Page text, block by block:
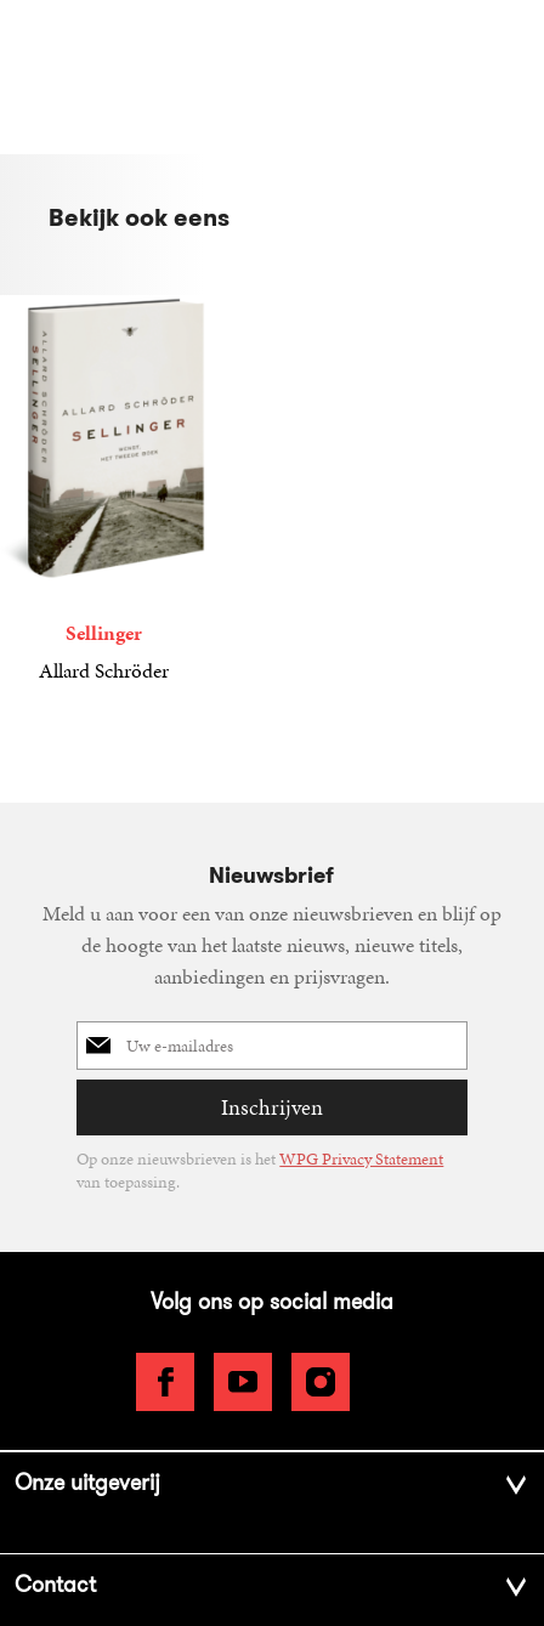
Bekijk ook eens
Sellinger
Allard Schröder
Nieuwsbrief
Meld u aan voor een van onze nieuwsbrieven en blijf op
de hoogte van het laatste nieuws, nieuwe titels,
aanbiedingen en prijsvragen.
E-
mailadres
Inschrijven
Op onze nieuwsbrieven is hetWPG Privacy Statement
van toepassing.
Volg ons op social media
Onze uitgeverij
Contact